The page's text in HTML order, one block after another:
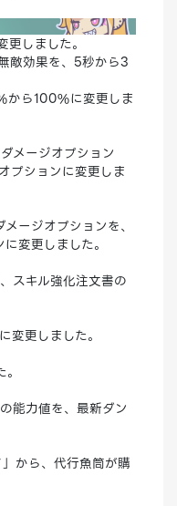
更しました。
敵効果を、5秒から3
ら100%に変更しま
メージオプション
プションに変更しま
ージオプションを、
変更しました。
スキル強化注文書の
変更しました。
能力値を、最新ダン
から、代行魚筒が購